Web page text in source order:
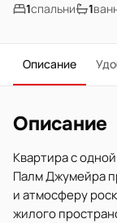
1спальни 1
Описание
Описание
Квартира с
Палм Джумейра
и атмосферу
жилого